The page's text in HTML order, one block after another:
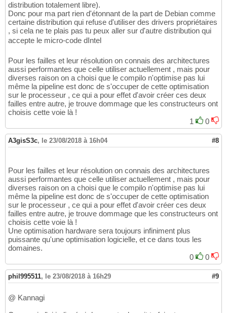
distribution totalement libre).
Donc pour ma part rien d'étonnant de la part de Debian comme
certaine distribution qui refuse d'utiliser des drivers propriétaires
, si cela ne te plais pas tu peux aller sur d'autre distribution qui
accepte le micro-code dIntel
Pour les failles et leur résolution on connais des architectures
aussi performantes que celle utiliser actuellement , mais pour
diverses raison on a choisi que le compilo n'optimise pas lui
même la pipeline est donc de s'occuper de cette optimisation
sur le processeur , ce qui a pour effet d'avoir créer ces deux
failles entre autre, je trouve dommage que les constructeurs ont
choisis cette voie là !
1
0
A3gisS3c, le 23/08/2018 à 16h04 #8
Pour les failles et leur résolution on connais des architectures
aussi performantes que celle utiliser actuellement , mais pour
diverses raison on a choisi que le compilo n'optimise pas lui
même la pipeline est donc de s'occuper de cette optimisation
sur le processeur , ce qui a pour effet d'avoir créer ces deux
failles entre autre, je trouve dommage que les constructeurs ont
choisis cette voie là !
Une optimisation hardware sera toujours infiniment plus
puissante qu'une optimisation logicielle, et ce dans tous les
domaines.
0
0
phil995511, le 23/08/2018 à 16h29 #9
@ Kannagi